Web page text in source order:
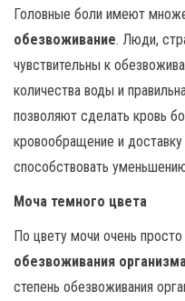
Головные боли имеют
обезвоживание. Люди,
чувствительны к
количества воды и
позволяют сделать кровь
кровообращение и
способствовать
Моча темного цвета
По цвету мочи очень просто
обезвоживания
степень обезвоживания